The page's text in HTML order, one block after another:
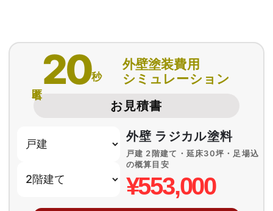
20秒
外壁塗装費用
シミュレーション
お見積書
外壁 ラジカル塗料
戸建 2階建て・延床30坪・足場込
の概算目安
¥553,000